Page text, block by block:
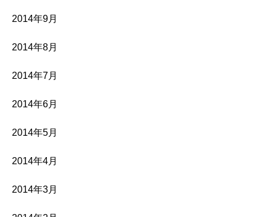
2014年9月
2014年8月
2014年7月
2014年6月
2014年5月
2014年4月
2014年3月